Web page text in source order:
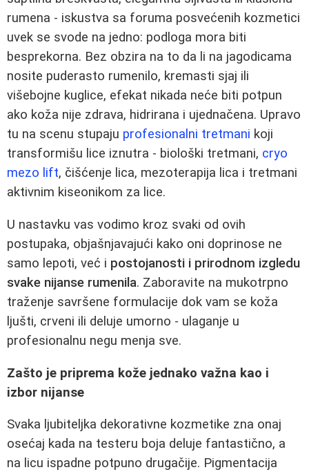
rumena - iskustva sa foruma posvećenih kozmetici
uvek se svode na jedno: podloga mora biti
besprekorna. Bez obzira na to da li na jagodicama
nosite puderasto rumenilo, kremasti sjaj ili
višebojne kuglice, efekat nikada neće biti potpun
ako koža nije zdrava, hidrirana i ujednačena. Upravo
tu na scenu stupaju profesionalni tretmani koji
transformišu lice iznutra - biološki tretmani, cryo
mezo lift, čišćenje lica, mezoterapija lica i tretmani
aktivnim kiseonikom za lice.
U nastavku vas vodimo kroz svaki od ovih
postupaka, objašnjavajući kako oni doprinose ne
samo lepoti, već i postojanosti i prirodnom izgledu
svake nijanse rumenila. Zaboravite na mukotrpno
traženje savršene formulacije dok vam se koža
ljušti, crveni ili deluje umorno - ulaganje u
profesionalnu negu menja sve.
Zašto je priprema kože jednako važna kao i
izbor nijanse
Svaka ljubiteljka dekorativne kozmetike zna onaj
osećaj kada na testeru boja deluje fantastično, a
na licu ispadne potpuno drugačije. Pigmentacija